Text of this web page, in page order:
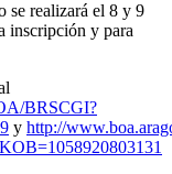
se realizará el 8 y 9
inscripción y para
BRSCGI?
y http://